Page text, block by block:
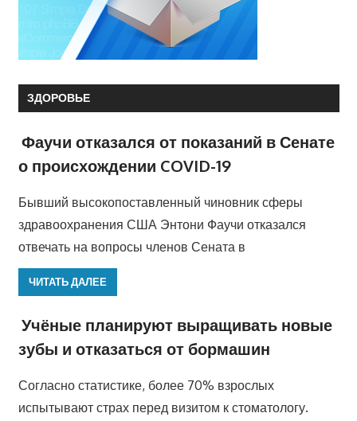
ЗДОРОВЬЕ
Фаучи отказался от показаний в Сенате
о происхождении COVID-19
Бывший высокопоставленный чиновник сферы
здравоохранения США Энтони Фаучи отказался
отвечать на вопросы членов Сената в
ЧИТАТЬ ДАЛЕЕ
Учёные планируют выращивать новые
зубы и отказаться от бормашин
Согласно статистике, более 70% взрослых
испытывают страх перед визитом к стоматологу.